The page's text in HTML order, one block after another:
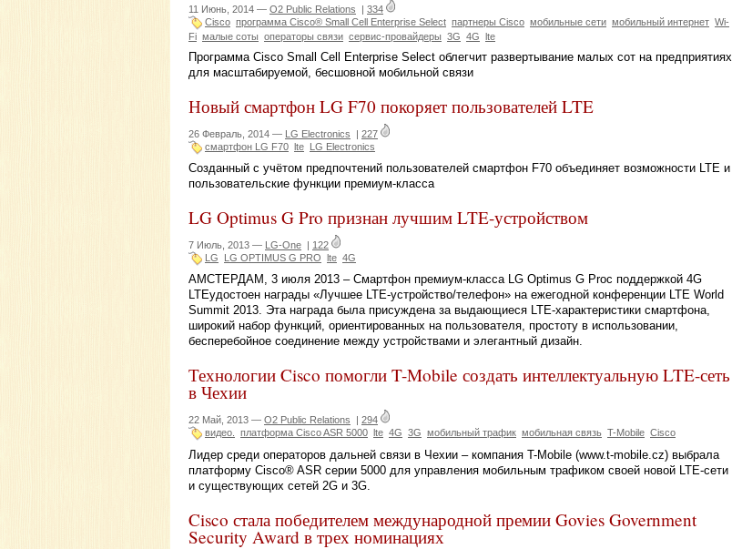
11 Июнь, 2014 — O2 Public Relations
334
Cisco программа Cisco® Small Cell Enterprise Select партнеры Cisco мобильные сети мобильный интернет Wi-
Fi малые соты операторы связи сервис-провайдеры 3G 4G lte
Программа Cisco Small Cell Enterprise Select облегчит развертывание малых сот на предприятиях
для масштабируемой, бесшовной мобильной связи
Новый смартфон LG F70 покоряет пользователей LTE
26 Февраль, 2014 — LG Electronics | 227
смартфон LG F70 lte LG Electronics
Созданный с учётом предпочтений пользователей смартфон F70 объединяет возможности LTE и
пользовательские функции премиум-класса
LG Optimus G Pro признан лучшим LTE-устройством
7 Июль, 2013 — LG-One | 122
LG
LG OPTIMUS G PRO lte 4G
АМСТЕРДАМ, 3 июля 2013 – Смартфон премиум-класса LG Optimus G Proс поддержкой 4G
LTEудостоен награды «Лучшее LTE-устройство/телефон» на ежегодной конференции LTE World
Summit 2013. Эта награда была присуждена за выдающиеся LTE-характеристики смартфона,
широкий набор функций, ориентированных на пользователя, простоту в использовании,
бесперебойное соединение между устройствами и элегантный дизайн.
Технологии Cisco помогли T-Mobile создать интеллектуальную LTE-сеть
в Чехии
22 Май, 2013 — O2 Public Relations | 294
видео.
платформа Cisco ASR 5000 lte 4G 3G мобильный трафик мобильная связь T-Mobile Cisco
Лидер среди операторов дальней связи в Чехии – компания T-Mobile (www.t-mobile.cz) выбрала
платформу Cisco® ASR серии 5000 для управления мобильным трафиком своей новой LTE-сети
и существующих сетей 2G и 3G.
Cisco стала победителем международной премии Govies Government
Security Award в трех номинациях